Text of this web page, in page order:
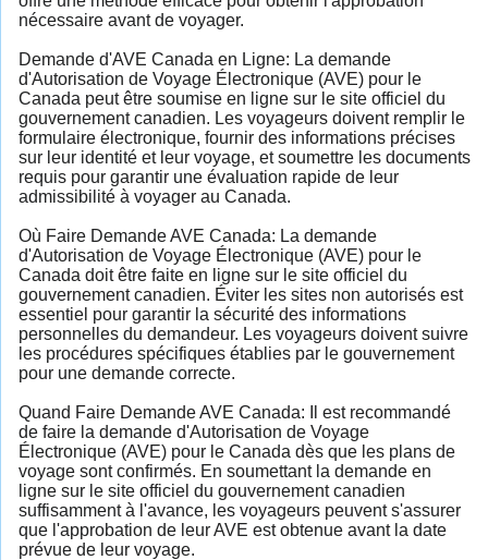
nécessaire avant de voyager.
Demande d'AVE Canada en Ligne: La demande
d'Autorisation de Voyage Électronique (AVE) pour le
Canada peut être soumise en ligne sur le site officiel du
gouvernement canadien. Les voyageurs doivent remplir le
formulaire électronique, fournir des informations précises
sur leur identité et leur voyage, et soumettre les documents
requis pour garantir une évaluation rapide de leur
admissibilité à voyager au Canada.
Où Faire Demande AVE Canada: La demande
d'Autorisation de Voyage Électronique (AVE) pour le
Canada doit être faite en ligne sur le site officiel du
gouvernement canadien. Éviter les sites non autorisés est
essentiel pour garantir la sécurité des informations
personnelles du demandeur. Les voyageurs doivent suivre
les procédures spécifiques établies par le gouvernement
pour une demande correcte.
Quand Faire Demande AVE Canada: Il est recommandé
de faire la demande d'Autorisation de Voyage
Électronique (AVE) pour le Canada dès que les plans de
voyage sont confirmés. En soumettant la demande en
ligne sur le site officiel du gouvernement canadien
suffisamment à l'avance, les voyageurs peuvent s'assurer
que l'approbation de leur AVE est obtenue avant la date
prévue de leur voyage.